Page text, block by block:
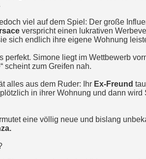
viel auf dem Spiel: Der große
verspricht einen lukrativen
sich endlich ihre eigene Wohnung
perfekt. Simone liegt im Wettbewerb
scheint zum Greifen nah.
alles aus dem Ruder: Ihr Ex-Freund
in ihrer Wohnung und dann wird
eine völlig neue und bislang